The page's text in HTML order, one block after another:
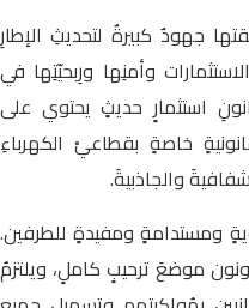
جهودٌ كبيرةٌ لتحديثِ الإطارِ
وأمنِها ورِبحيّتِها في
استثمارٍ حديثٍ يحتوي على
خاصةٍ بقطاعيْ الكهرباءِ
والجاذبيةَ.
ومستدامةٍ ومفيدةٍ للطرفين.
موضعَ ترحيبٍ كاملٍ، ويلتزمُ